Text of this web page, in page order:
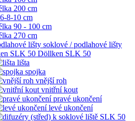
200 cm
8-10 cm
90 - 100 cm
270 cm
soklové / podlahové lišty
Döllken SLK 50
lišta
spojka
vnější roh
vnitřní kout
pravé ukončení
levé ukončení